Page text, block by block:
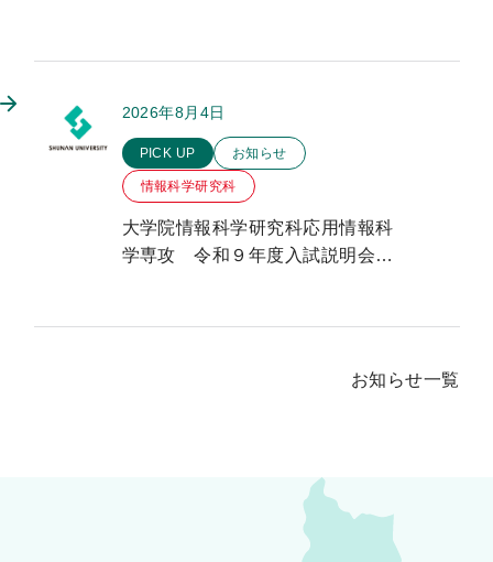
2026年8月4日
このお知らせのカテゴリー
PICK UP お知らせ
情報科学研究科
大学院情報科学研究科応用情報科
学専攻 令和９年度入試説明会の
お知らせ一覧